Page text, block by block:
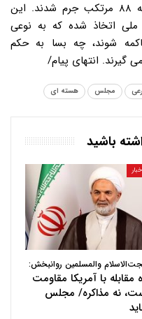
شدن حصر از کسانی شود که در فتنه ۸۸ مرتکب جرم شدند. این
اتخاذ شده که به نوعی
شوند، چه بسا به حکم
گیرند. انتهای پیام/
مجلس هسته ای
باشید
والمسلمین روانبخش:
مقابله با آمریکا مقاومت
نه مذاکره/ مجلس